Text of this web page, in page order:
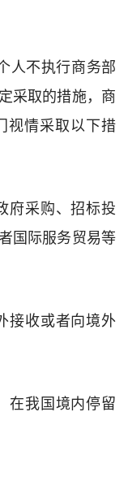
人不执行商务部
采取的措施， 商
视情采取以下措
府采购、招标投
国际服务贸易等
接收或者向境外
在我国境内停留